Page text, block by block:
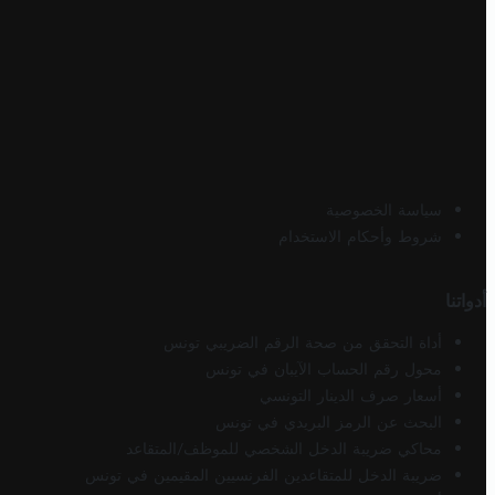
سياسة الخصوصية
شروط وأحكام الاستخدام
أدواتنا
أداة التحقق من صحة الرقم الضريبي تونس
محول رقم الحساب الآيبان في تونس
أسعار صرف الدينار التونسي
البحث عن الرمز البريدي في تونس
محاكي ضريبة الدخل الشخصي للموظف/المتقاعد
ضريبة الدخل للمتقاعدين الفرنسيين المقيمين في تونس